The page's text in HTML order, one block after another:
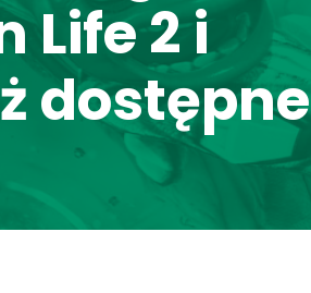
Life 2 i
dostępne